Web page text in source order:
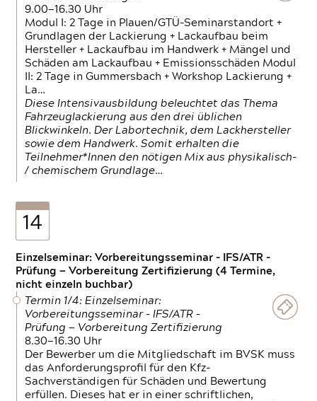
9.00—16.30 Uhr
Modul I: 2 Tage in Plauen/GTÜ-Seminarstandort +
Grundlagen der Lackierung + Lackaufbau beim
Hersteller + Lackaufbau im Handwerk + Mängel und
Schäden am Lackaufbau + Emissionsschäden Modul
II: 2 Tage in Gummersbach + Workshop Lackierung +
La…
Diese Intensivausbildung beleuchtet das Thema
Fahrzeuglackierung aus den drei üblichen
Blickwinkeln. Der Labortechnik, dem Lackhersteller
sowie dem Handwerk. Somit erhalten die
Teilnehmer*Innen den nötigen Mix aus physikalisch-
/ chemischem Grundlage…
14
Einzelseminar: Vorbereitungsseminar - IFS/ATR -
Prüfung — Vorbereitung Zertifizierung (4 Termine,
nicht einzeln buchbar)
Termin 1/4: Einzelseminar:
Vorbereitungsseminar - IFS/ATR -
Prüfung — Vorbereitung Zertifizierung
8.30—16.30 Uhr
Der Bewerber um die Mitgliedschaft im BVSK muss
das Anforderungsprofil für den Kfz-
Sachverständigen für Schäden und Bewertung
erfüllen. Dieses hat er in einer schriftlichen,